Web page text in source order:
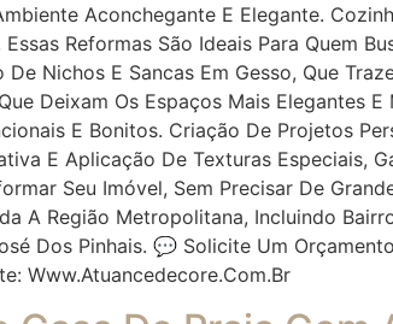
Aconchegante E Elegante.
Reformas São Ideais Para Quem
De Nichos E Sancas Em Gesso, Que
Deixam Os Espaços Mais Elegantes
E Bonitos. Criação De Projetos
E Aplicação De Texturas Especiais,
Seu Imóvel, Sem Precisar De
A Região Metropolitana, Incluindo
Dos Pinhais. 💬 Solicite Um
Www.atuancedecore.com.br